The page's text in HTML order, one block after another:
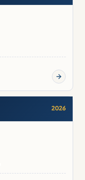
2026